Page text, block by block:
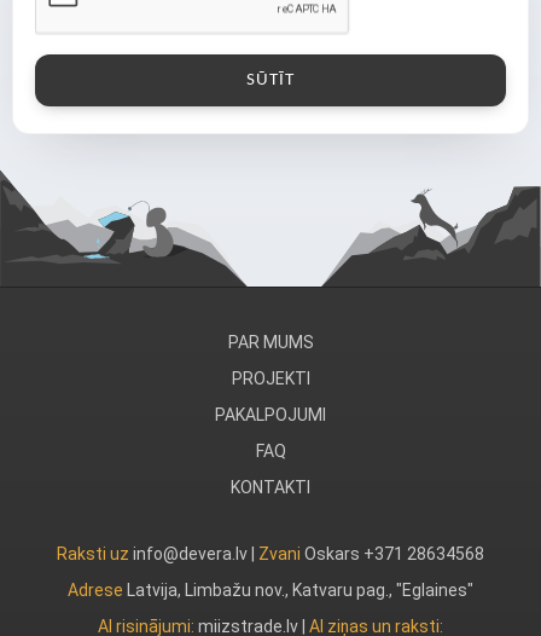
PAR MUMS
PROJEKTI
PAKALPOJUMI
FAQ
KONTAKTI
Raksti uz info@devera.lv | Zvani Oskars +371 28634568
Adrese
Latvija, Limbažu nov., Katvaru pag., "Eglaines"
AI risinājumi: miizstrade.lv AI ziņas un raksti: